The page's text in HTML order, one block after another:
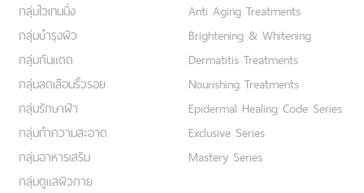
กลุ่มไวเทนนิ่ง
กลุ่มบำรุงผิว
กลุ่มกันแดด
กลุ่มลดเลือนริ้วรอย
กลุ่มรักษาฝ้า
กลุ่มทำความสะอาด
กลุ่มอาหารเสริม
กลุ่มดูแลผิวกาย
Anti Aging Treatments
Brightening & Whitening
Dermatitis Treatments
Nourishing Treatments
Epidermal Healing Code Series
Exclusive Series
Mastery Series